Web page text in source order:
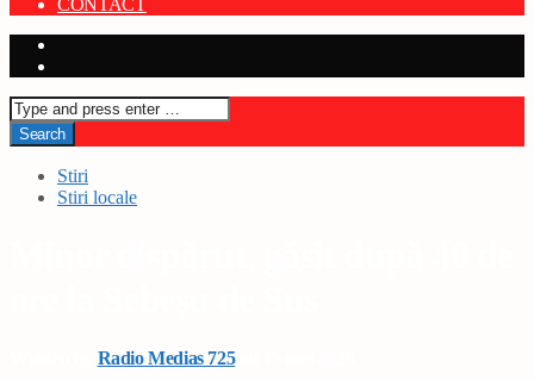
CONTACT
Stiri
Stiri locale
Radio Medias 725on 15 mai 2026